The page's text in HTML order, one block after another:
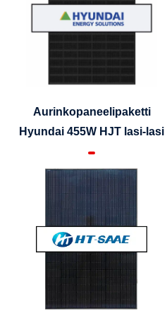
Aurinkopaneelipaketti
Hyundai 455W HJT lasi-lasi